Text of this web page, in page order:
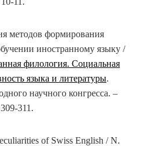
методов формирования
иностранному языку /
филология. Социальная
языка и литературы.
научного конгресса. –
311.
of Swiss English / N.